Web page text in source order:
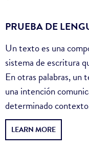
PRUEBA DE
Un texto es una
sistema de escritura
En otras palabras, un
una intención
determinado
LEARN MORE